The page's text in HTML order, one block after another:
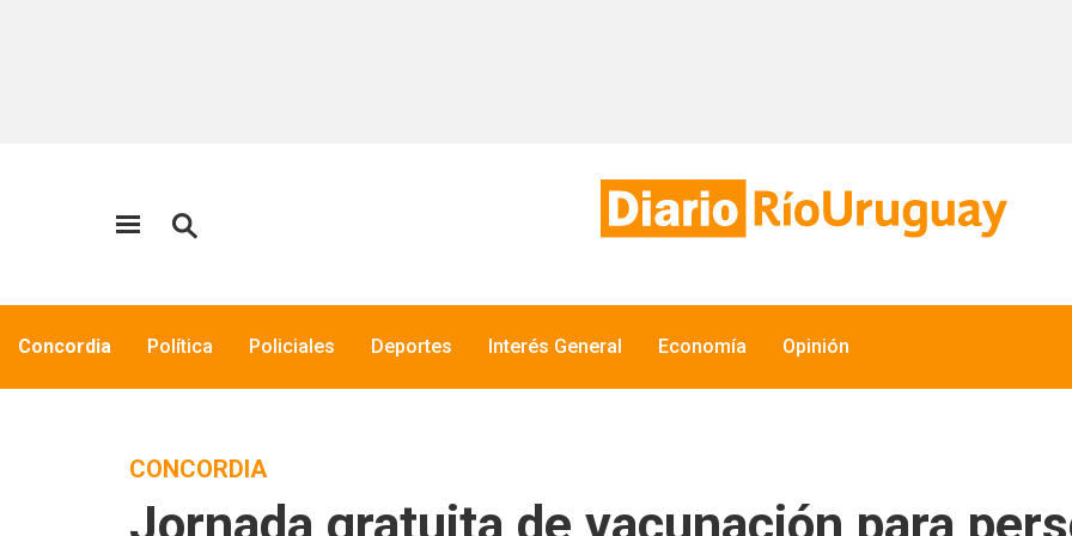
Concordia Política Policiales Deportes Interés General Economía Opinión
CONCORDIA
Jornada gratuita de vacunación para